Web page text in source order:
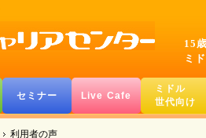
15
ミ
セミナー Live Cafe
ミドル
世代向け
利用者の声